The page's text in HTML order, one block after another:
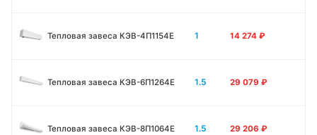
Тепловая завеса КЭВ-4П1154E 1 14 274 ₽
Тепловая завеса КЭВ-6П1264E 1.5 29 079 ₽
Тепловая завеса КЭВ-8П1064E 1.5 29 206 ₽